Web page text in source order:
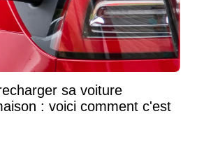
sa voiture
: voici comment c'est